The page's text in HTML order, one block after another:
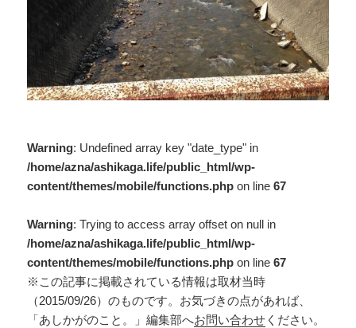
Warning: Undefined array key "date_type" in
/home/azna/ashikaga.life/public_html/wp-
content/themes/mobile/functions.php on line67
Warning: Trying to access array offset on null in
/home/azna/ashikaga.life/public_html/wp-
content/themes/mobile/functions.php on line67
※この記事に掲載されている情報は取材当時
（2015/09/26）のものです。お気づきの点があれば、
「あしかがのこと。」編集部へお問い合わせ ください。